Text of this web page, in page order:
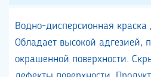
Водно-дисперсионная краска
Обладает высокой адгезией,
окрашенной поверхности.